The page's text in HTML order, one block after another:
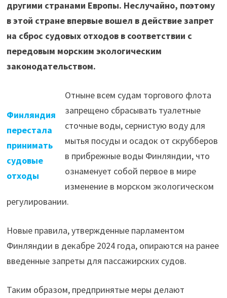
другими странами Европы. Неслучайно, поэтому
в этой стране впервые вошел в действие запрет
на сброс судовых отходов в соответствии с
передовым морским экологическим
законодательством.
Финляндия
перестала
принимать
судовые
отходы
Отныне всем судам торгового флота
запрещено сбрасывать туалетные
сточные воды, сернистую воду для
мытья посуды и осадок от скрубберов
в прибрежные воды Финляндии, что
ознаменует собой первое в мире
изменение в морском экологическом
регулировании.
Новые правила, утвержденные парламентом
Финляндии в декабре 2024 года, опираются на ранее
введенные запреты для пассажирских судов.
Таким образом, предпринятые меры делают